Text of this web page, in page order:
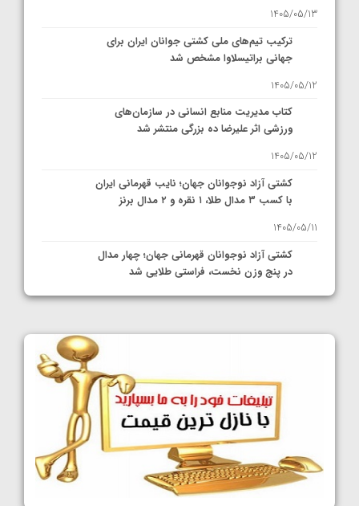
1405/05/13
ترکیب تیم‌های ملی کشتی جوانان ایران برای
جهانی براتیسلاوا مشخص شد
1405/05/12
کتاب مدیریت منابع انسانی در سازمان‌های
ورزشی اثر علیرضا ده بزرگی منتشر شد
1405/05/12
کشتی آزاد نوجوانان جهان؛ نایب قهرمانی ایران
با کسب ۳ مدال طلا، ۱ نقره و ۲ مدال برنز
1405/05/11
کشتی آزاد نوجوانان قهرمانی جهان؛ چهار مدال
در پنج وزن نخست، فراستی طلایی شد
1405/05/11
کشتی آزاد نوجوانان جهان؛ رقبای نمایندگان
ایران مشخص شدند
1405/05/08
کشتی فرنگی نوجوانان جهان؛ سکوی تیمی
سوم برای ایران